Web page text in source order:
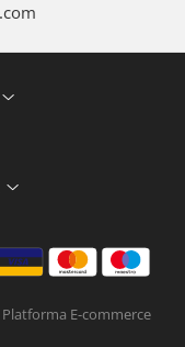
Platforma E-commerce